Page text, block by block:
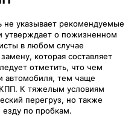
не указывает рекомендуемые
утверждает о пожизненном
в любом случае
которая составляет
отметить, что чем
автомобиля, тем чаще
К тяжелым условиям
перегруз, но также
по пробкам.